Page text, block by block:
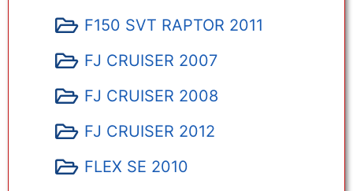
F150 SVT RAPTOR 2011
FJ CRUISER 2007
FJ CRUISER 2008
FJ CRUISER 2012
FLEX SE 2010